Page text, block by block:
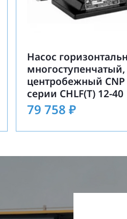
Насос
многоступенчатый,
центробежный CNP
серии CHLF(T) 12-40
79 758 ₽